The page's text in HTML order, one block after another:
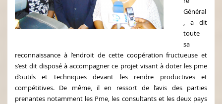
Général
, a dit
toute
sa
reconnaissance à l’endroit de cette coopération fructueuse et
s’est dit disposé à accompagner ce projet visant à doter les pme
d’outils et techniques devant les rendre productives et
compétitives. De même, il en ressort de l’avis des parties
prenantes notamment les Pme, les consultants et les deux pays